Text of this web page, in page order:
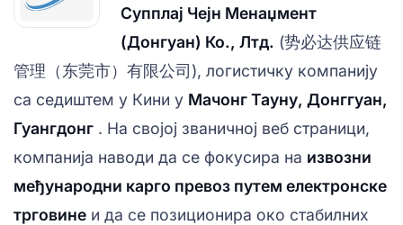
Супплај Чејн Менаџмент
(Донгуан) Ко., Лтд. (势必达供应链
管理（东莞市）有限公司), логистичку компанију
са седиштем у Кини у Мачонг Тауну, Донггуан,
Гуангдонг . На својој званичној веб страници,
компанија наводи да се фокусира на извозни
међународни карго превоз путем електронске
трговине и да се позиционира око стабилних